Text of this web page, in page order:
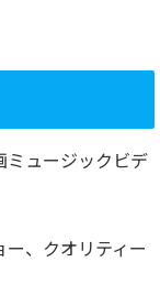
ミュージックビデ
ー、クオリティー